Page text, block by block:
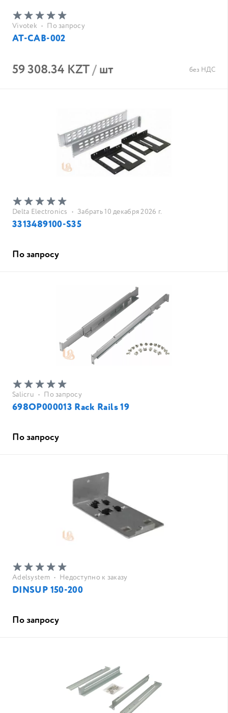
Vivotek • По запросу
AT-CAB-002
59 308.34 KZT/шт без НДС
Delta Electronics • Забрать 10 декабря 2026 г.
3313489100-S35
По запросу
Salicru • По запросу
698OP000013 Rack Rails 19
По запросу
Adelsystem • Недоступно к заказу
DINSUP 150-200
По запросу